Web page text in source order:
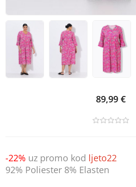
89,99 €
-22% uz promo kod ljeto22
92% Poliester 8% Elasten